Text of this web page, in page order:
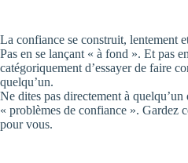
La confiance se construit, lentement
Pas en se lançant « à fond ». Et pas
catégoriquement d’essayer de faire
quelqu’un.
Ne dites pas directement à quelqu’un
« problèmes de confiance ». Gardez
pour vous.